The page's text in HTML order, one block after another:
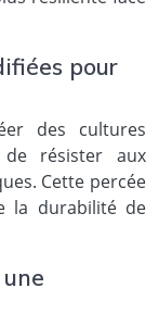
pour
des cultures
de résister aux
Cette percée
la durabilité de